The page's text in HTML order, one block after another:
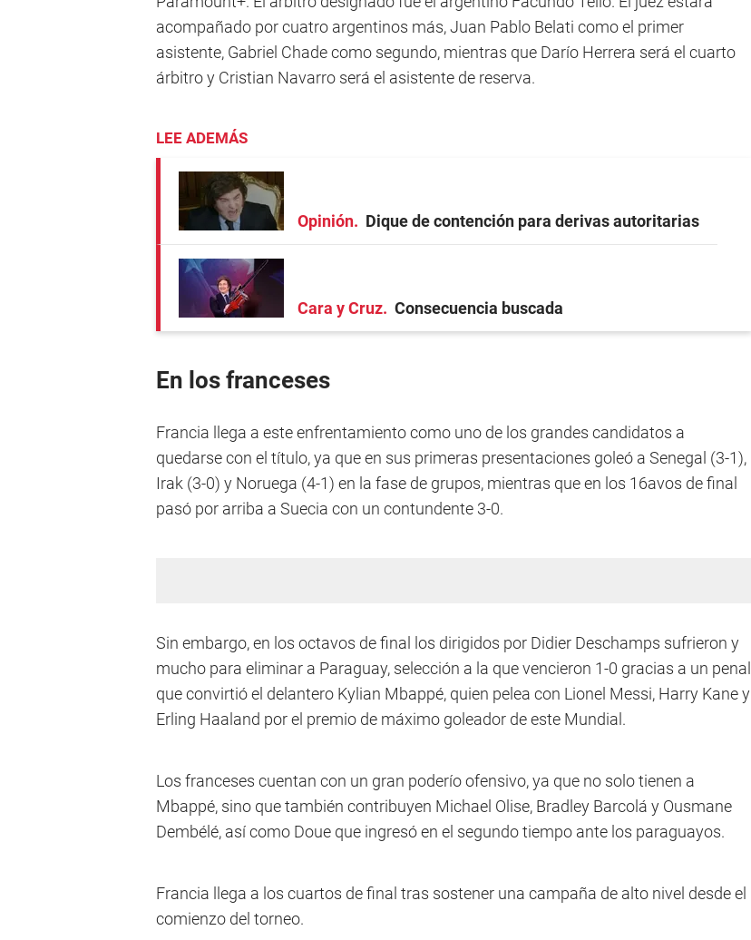
acompañado por cuatro argentinos más, Juan Pablo Belati como el primer
asistente, Gabriel Chade como segundo, mientras que Darío Herrera será el cuarto
árbitro y Cristian Navarro será el asistente de reserva.
LEE ADEMÁS
Opinión Dique de contención para derivas autoritarias
Cara y Cruz Consecuencia buscada
En los franceses
Francia llega a este enfrentamiento como uno de los grandes candidatos a
quedarse con el título, ya que en sus primeras presentaciones goleó a Senegal (3-1),
Irak (3-0) y Noruega (4-1) en la fase de grupos, mientras que en los 16avos de final
pasó por arriba a Suecia con un contundente 3-0.
Sin embargo, en los octavos de final los dirigidos por Didier Deschamps sufrieron y
mucho para eliminar a Paraguay, selección a la que vencieron 1-0 gracias a un penal
que convirtió el delantero Kylian Mbappé, quien pelea con Lionel Messi, Harry Kane y
Erling Haaland por el premio de máximo goleador de este Mundial.
Los franceses cuentan con un gran poderío ofensivo, ya que no solo tienen a
Mbappé, sino que también contribuyen Michael Olise, Bradley Barcolá y Ousmane
Dembélé, así como Doue que ingresó en el segundo tiempo ante los paraguayos.
Francia llega a los cuartos de final tras sostener una campaña de alto nivel desde el
comienzo del torneo.